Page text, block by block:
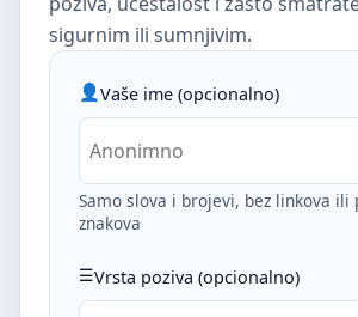
sigurnim ili sumnjivim.
Vaše ime (opcionalno)
Samo slova i brojevi, bez linkova ili
znakova
Vrsta poziva (opcionalno)